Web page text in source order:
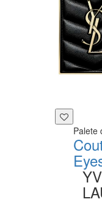
Palete